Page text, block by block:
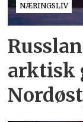
NÆRINGSLIV
arktisk